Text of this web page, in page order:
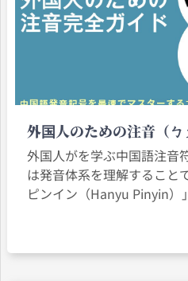
外国人のための注音（
中国語発音記号を最速
外国人がを学ぶ中国語注音
は発音体系を理解すること
ピンイン（Hanyu Pinyin）
が、台湾では「注音符号
が重要な学習ツールです
ことで発音の正確性が高ま